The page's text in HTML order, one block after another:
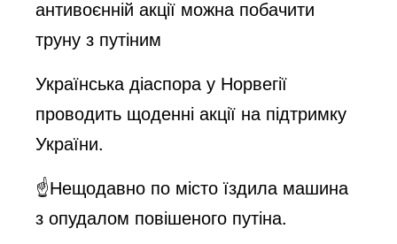
антивоєнній акції можна побачити
труну з путіним
Українська діаспора у Норвегії
проводить щоденні акції на підтримку
України.
☝️Нещодавно по місто їздила машина
з опудалом повішеного путіна.